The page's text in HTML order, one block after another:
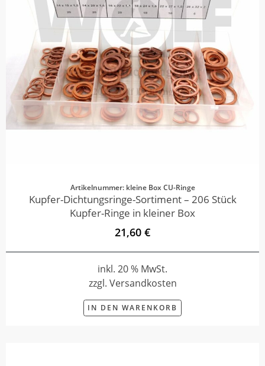
Artikelnummer: kleine Box CU-Ringe
Kupfer-Dichtungsringe-Sortiment – 206 Stück
Kupfer-Ringe in kleiner Box
21,60 €
inkl. 20 % MwSt.
zzgl. Versandkosten
IN DEN WARENKORB